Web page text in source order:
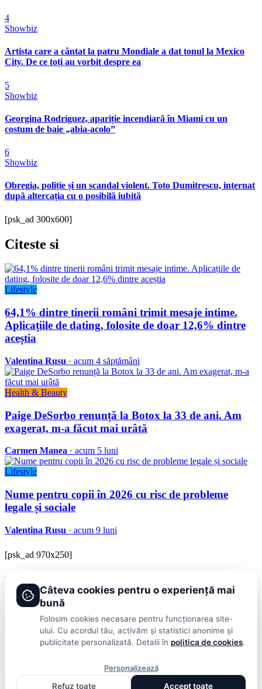
4
Showbiz
Artista care a cântat la patru Mondiale a dat tonul la Mexico
City. De ce toți au vorbit despre ea
5
Showbiz
Georgina Rodríguez, apariție incendiară în Miami cu un
costum de baie „abia-acolo”
6
Showbiz
Obregia, poliție și un scandal violent. Toto Dumitrescu, internat
după altercația cu o posibilă iubită
[psk_ad 300x600]
Citeste si
Lifestyle
64,1% dintre tinerii români trimit mesaje intime.
Aplicațiile de dating, folosite de doar 12,6% dintre
aceștia
Valentina Rusu · acum 4 săptămâni
Health & Beauty
Paige DeSorbo renunță la Botox la 33 de ani. Am
exagerat, m-a făcut mai urâtă
Carmen Manea · acum 5 luni
Lifestyle
Nume pentru copii în 2026 cu risc de probleme
legale și sociale
Valentina Rusu · acum 9 luni
[psk_ad 970x250]
BRAVOnet
Showbiz, vedete si tot ce misca in lumea mondena
ShowbizPublicitateLifestyleHealth & BeautyCasa si Gradina
Publicitate Politica De ConfidentialitateHomeTermeni și
Câteva cookies pentru o experiență mai
bună
Folosim cookies necesare pentru funcționarea site-
ului. Cu acordul tău, activăm și statistici anonime și
publicitate personalizată. Detalii în politica de cookies.
Personalizează
Refuz toate
Accept toate